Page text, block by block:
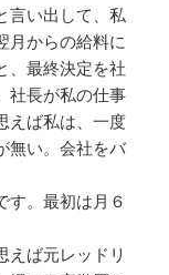
言い出して、私
月からの給料に
、最終決定を社
社長が私の仕事
えば私は、一度
無い。会社をバ
す。最初は月６
えば元レッドリ